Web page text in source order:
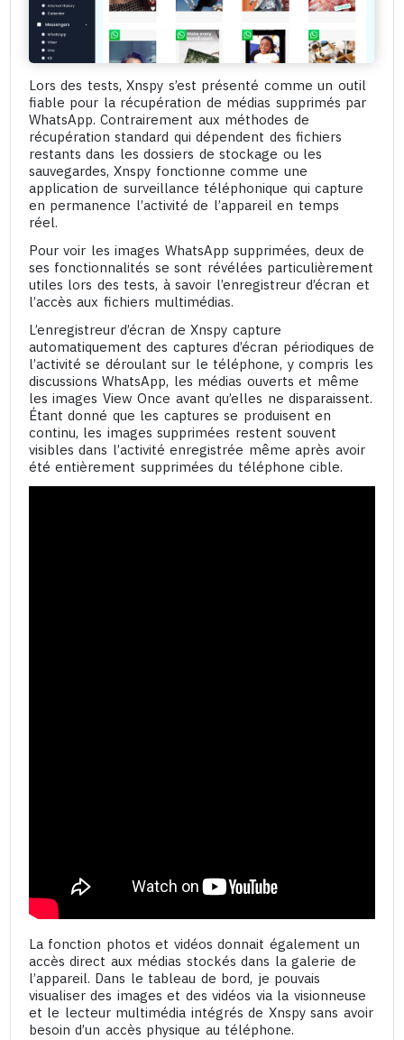
Lors des tests, Xnspy s’est présenté comme un outil
fiable pour la récupération de médias supprimés par
WhatsApp. Contrairement aux méthodes de
récupération standard qui dépendent des fichiers
restants dans les dossiers de stockage ou les
sauvegardes, Xnspy fonctionne comme une
application de surveillance téléphonique qui capture
en permanence l’activité de l’appareil en temps
réel.
Pour voir les images WhatsApp supprimées, deux de
ses fonctionnalités se sont révélées particulièrement
utiles lors des tests, à savoir l’enregistreur d’écran et
l’accès aux fichiers multimédias.
L’enregistreur d’écran de Xnspy capture
automatiquement des captures d’écran périodiques de
l’activité se déroulant sur le téléphone, y compris les
discussions WhatsApp, les médias ouverts et même
les images View Once avant qu’elles ne disparaissent.
Étant donné que les captures se produisent en
continu, les images supprimées restent souvent
visibles dans l’activité enregistrée même après avoir
été entièrement supprimées du téléphone cible.
La fonction photos et vidéos donnait également un
accès direct aux médias stockés dans la galerie de
l’appareil. Dans le tableau de bord, je pouvais
visualiser des images et des vidéos via la visionneuse
et le lecteur multimédia intégrés de Xnspy sans avoir
besoin d’un accès physique au téléphone.